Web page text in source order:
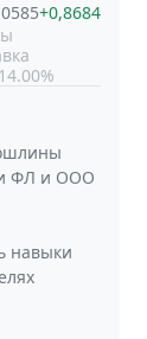
+0,8684
ФЛ и ООО
навыки